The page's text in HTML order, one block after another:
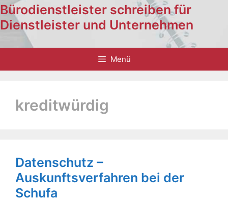
Bürodienstleister schreiben für
Dienstleister und Unternehmen
Menü
kreditwürdig
Datenschutz –
Auskunftsverfahren bei der
Schufa